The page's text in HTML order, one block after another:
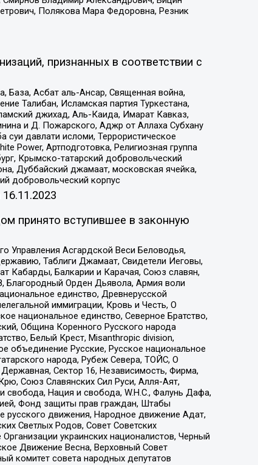
Полякова Мара Федоровна, Резник
признанных в соответствии с
Асбат аль-Ансар, Священная война,
Талибан, Исламская партия Туркестана,
джихад, Аль-Каида, Имарат Кавказ,
и Д. Пожарского, Аджр от Аллаха Субхану
давлати исломи, Террористическое
Power, Артподготовка, Религиозная группа
Крымско-татарский добровольческий
Дуббайский джамаат, московская ячейка,
добровольческий корпус
16.11.2023
принято вступившее в законную
Управления Асгардской Веси Беловодья,
Таблиги Джамаат, Свидетели Иеговы,
Кабарды, Балкарии и Карачая, Союз славян,
Благородный Орден Дьявола, Армия воли
единство, Древнерусской
иммиграции, Кровь и Честь, О
национальное единство, Северное Братство,
Община Коренного Русского народа
Белый Крест, Misanthropic division,
объединение Русские, Русское национальное
народа, Рубеж Севера, ТОЙС, О
Сектор 16, Независимость, Фирма,
Союз Славянских Сил Руси, Алля-Аят,
свобода, Нация и свобода, W.H.С., Фалунь Дафа,
Фонд защиты прав граждан, Штабы
русского движения, Народное движение Адат,
Светлых Родов, Совет Советских
украинских националистов, Черный
Движение Весна, Верховный Совет
комитет совета народных депутатов